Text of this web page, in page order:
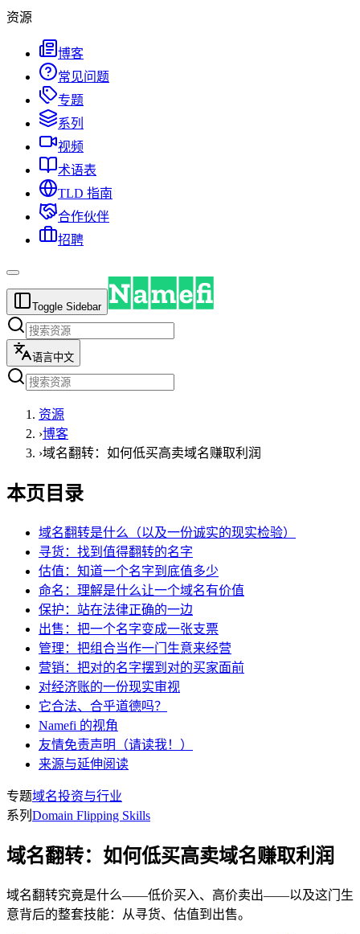
资源
博客
常见问题
专题
系列
视频
术语表
TLD 指南
合作伙伴
招聘
Toggle Sidebar
语言中文
资源
›博客
›域名翻转：如何低买高卖域名赚取利润
本页目录
域名翻转是什么（以及一份诚实的现实检验）
寻货：找到值得翻转的名字
估值：知道一个名字到底值多少
命名：理解是什么让一个域名有价值
保护：站在法律正确的一边
出售：把一个名字变成一张支票
管理：把组合当作一门生意来经营
营销：把对的名字摆到对的买家面前
对经济账的一份现实审视
它合法、合乎道德吗？
Namefi 的视角
友情免责声明（请读我！）
来源与延伸阅读
专题域名投资与行业
系列 Domain Flipping Skills
域名翻转：如何低买高卖域名赚取利润
域名翻转究竟是什么——低价买入、高价卖出——以及这门生
意背后的整套技能：从寻货、估值到出售。